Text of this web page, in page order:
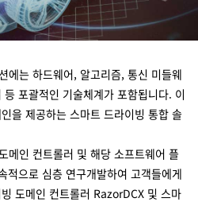
에는 하드웨어, 알고리즘, 통신 미들웨
포괄적인 기술체계가 포함됩니다. 이
을 제공하는 스마트 드라이빙 통합 솔
메인 컨트롤러 및 해당 소프트웨어 플
적으로 심층 연구개발하여 고객들에게
도메인 컨트롤러 RazorDCX 및 스마